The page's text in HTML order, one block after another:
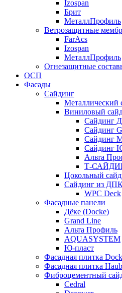
Izospan
Брит
МеталлПрофиль
Ветрозащитные
FarAcs
Izospan
МеталлПрофиль
Огнезащитные
ОСП
Фасады
Сайдинг
Металлический
Виниловый
Сайдинг
Сайдинг
Сайдинг
Сайдинг
Альта
Т-
Цокольный
Сайдинг из
WPC Deck
Фасадные панели
Дёке (Docke)
Grand Line
Альта Профиль
AQUASYSTEM
Ю-пласт
Фасадная плитка
Фасадная плитка
Фиброцементный
Cedral